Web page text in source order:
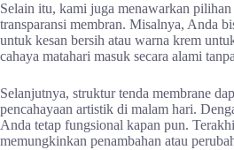
Selain itu, kami juga menawarkan
transparansi membran. Misalnya, Anda
untuk kesan bersih atau warna krem
cahaya matahari masuk secara alami
Selanjutnya, struktur tenda membrane
pencahayaan artistik di malam hari.
Anda tetap fungsional kapan pun.
memungkinkan penambahan atau